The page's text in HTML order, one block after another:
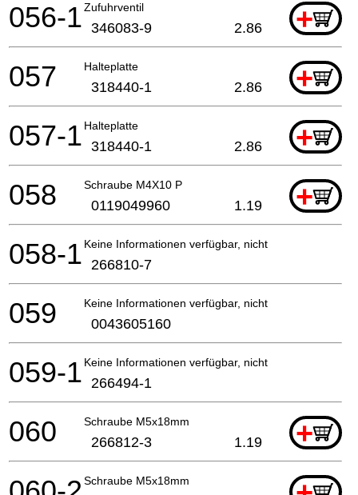
Zufuhrventil +
056-1 346083-9 2.86
Halteplatte +
057 318440-1 2.86
Halteplatte +
057-1 318440-1 2.86
Schraube M4X10 P +
058 0119049960 1.19
Keine Informationen verfügbar, nicht bestellbar
058-1 266810-7
Keine Informationen verfügbar, nicht bestellbar
059 0043605160
Keine Informationen verfügbar, nicht bestellbar
059-1 266494-1
Schraube M5x18mm +
060 266812-3 1.19
Schraube M5x18mm